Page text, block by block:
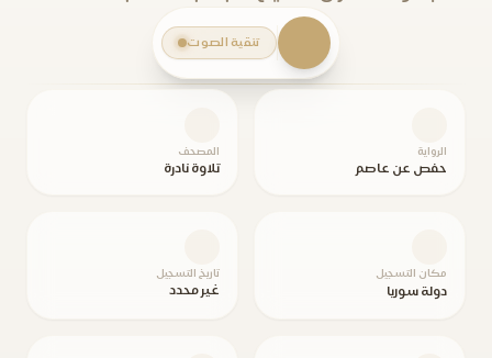
تنقية الصوت
الرواية
حفص عن عاصم
المصحف
تلاوة نادرة
مكان التسجيل
دولة سوريا
تاريخ التسجيل
غير محدد